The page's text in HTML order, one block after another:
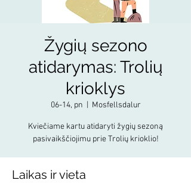
Žygių sezono
atidarymas: Trolių
krioklys
06-14, pn Mosfellsdalur
Kviečiame kartu atidaryti žygių sezoną
pasivaikščiojimu prie Trolių krioklio!
Laikas ir vieta